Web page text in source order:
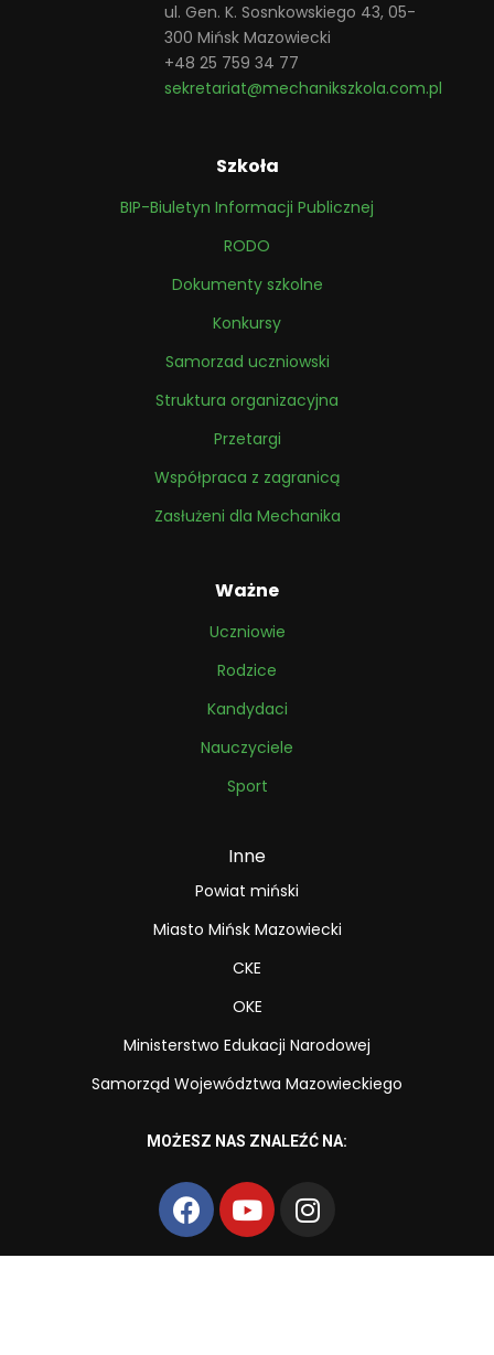
ul. Gen. K. Sosnkowskiego 43, 05-
300 Mińsk Mazowiecki
+48 25 759 34 77
sekretariat@mechanikszkola.com.pl
Szkoła
BIP-Biuletyn Informacji Publicznej
RODO
Dokumenty szkolne
Konkursy
Samorzad uczniowski
Struktura organizacyjna
Przetargi
Współpraca z zagranicą
Zasłużeni dla Mechanika
Ważne
Uczniowie
Rodzice
Kandydaci
Nauczyciele
Sport
Inne
Powiat miński
Miasto Mińsk Mazowiecki
CKE
OKE
Ministerstwo Edukacji Narodowej
Samorząd Województwa Mazowieckiego
MOŻESZ NAS ZNALEŹĆ NA: